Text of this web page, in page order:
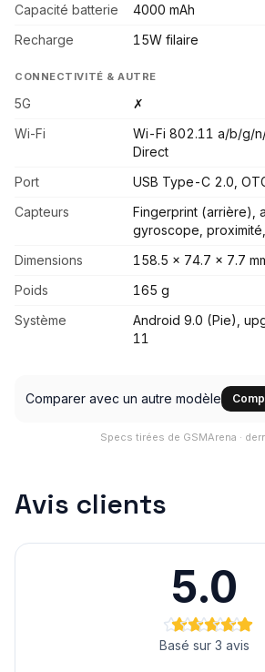
Capacité batterie
4000 mAh
Recharge
15W filaire
CONNECTIVITÉ & AUTRE
5G
✗
Wi-Fi
Wi-Fi 802.11 a/b/g/
Direct
Port
USB Type-C 2.0,
Capteurs
Fingerprint (arrière),
gyroscope,
Dimensions
158.5 x 74.7 x 7.7
Poids
165 g
Système
Android 9.0 (Pie),
11
Comparer avec un autre modèle
Specs tirées de GSMArena ·
Avis clients
5.0
Basé sur 3 avis